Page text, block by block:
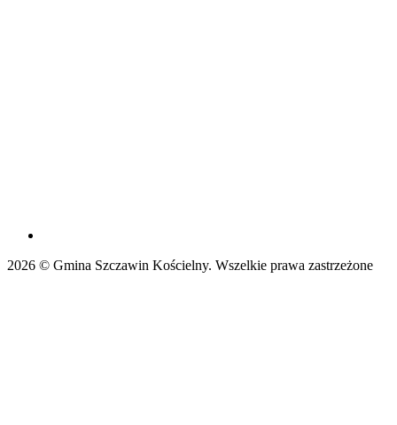
2026 © Gmina Szczawin Kościelny. Wszelkie prawa zastrzeżone